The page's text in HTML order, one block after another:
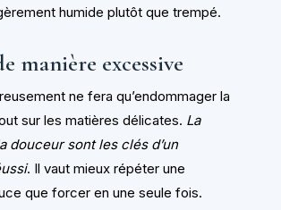
humide plutôt que trempé.
manière excessive
ne fera qu’endommager la
sur les matières délicates. La
douceur sont les clés d’un
. Il vaut mieux répéter une
que forcer en une seule fois.